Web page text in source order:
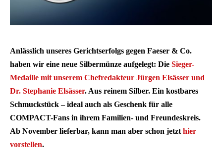
Anlässlich unseres Gerichtserfolgs gegen Faeser & Co.
haben wir eine neue Silbermünze aufgelegt: Die Sieger-
Medaille mit unserem Chefredakteur Jürgen Elsässer und
Dr. Stephanie Elsässer. Aus reinem Silber. Ein kostbares
Schmuckstück – ideal auch als Geschenk für alle
COMPACT-Fans in ihrem Familien- und Freundeskreis.
Ab November lieferbar, kann man aber schon jetzt hier
vorstellen.